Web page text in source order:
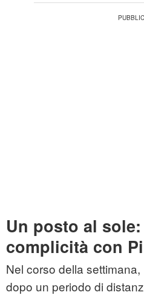
Un posto al
complicità con
Nel corso della
dopo un periodo di